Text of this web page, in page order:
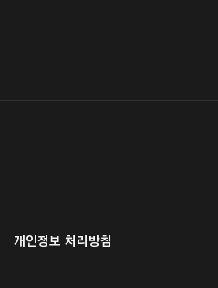
개인정보 처리방침